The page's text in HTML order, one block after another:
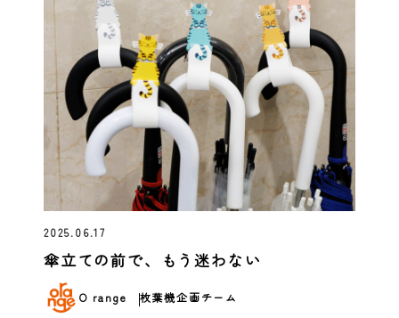
2025.06.17
傘立ての前で、もう迷わない
O range 枚葉機企画チーム